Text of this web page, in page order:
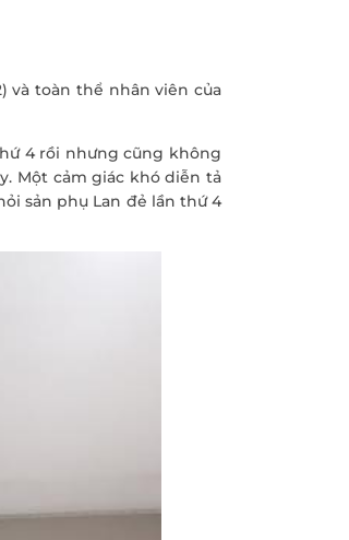
và toàn thể nhân viên của
4 rồi nhưng cũng không
Một cảm giác khó diễn tả
sản phụ Lan đẻ lần thứ 4